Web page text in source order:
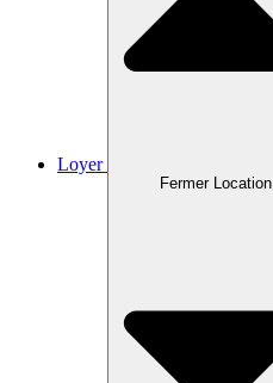
Loyer
Fermer Location